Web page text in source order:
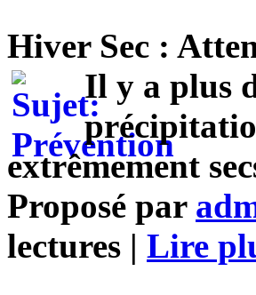
Hiver Sec :
Il y a plus
extrêmement
Proposé par
lectures | Lire